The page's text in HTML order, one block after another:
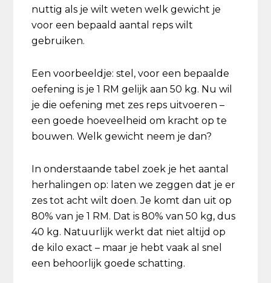
nuttig als je wilt weten welk gewicht je
voor een bepaald aantal reps wilt
gebruiken.
Een voorbeeldje: stel, voor een bepaalde
oefening is je 1 RM gelijk aan 50 kg. Nu wil
je die oefening met zes reps uitvoeren –
een goede hoeveelheid om kracht op te
bouwen. Welk gewicht neem je dan?
In onderstaande tabel zoek je het aantal
herhalingen op: laten we zeggen dat je er
zes tot acht wilt doen. Je komt dan uit op
80% van je 1 RM. Dat is 80% van 50 kg, dus
40 kg. Natuurlijk werkt dat niet altijd op
de kilo exact – maar je hebt vaak al snel
een behoorlijk goede schatting.